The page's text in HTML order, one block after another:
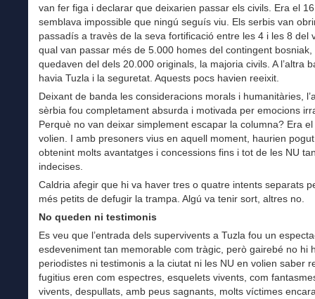
van fer figa i declarar que deixarien passar els civils. Era el
semblava impossible que ningú seguís viu. Els serbis van
passadís a travès de la seva fortificació entre les 4 i les 8 del
qual van passar més de 5.000 homes del contingent bosniak,
quedaven del dels 20.000 originals, la majoria civils. A l’altra
havia Tuzla i la seguretat. Aquests pocs havien reeixit.
Deixant de banda les consideracions morals i humanitàries,
sèrbia fou completament absurda i motivada per emocions
Perquè no van deixar simplement escapar la columna? Era
volien. I amb presoners vius en aquell moment, haurien
obtenint molts avantatges i concessions fins i tot de les NU
indecises.
Caldria afegir que hi va haver tres o quatre intents separats
més petits de defugir la trampa. Algú va tenir sort, altres no.
No queden ni testimonis
Es veu que l’entrada dels supervivents a Tuzla fou un
esdeveniment tan memorable com tràgic, però gairebé no hi
periodistes ni testimonis a la ciutat ni les NU en volien saber
fugitius eren com espectres, esquelets vivents, com
vivents, despullats, amb peus sagnants, molts víctimes encara